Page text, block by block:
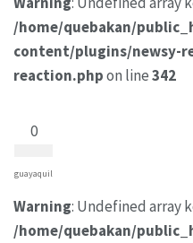
/home/quebakan/
content/plugins/newsy-
reaction.phpon line342
0
guayaquil
Warning: Undefined array
/home/quebakan/